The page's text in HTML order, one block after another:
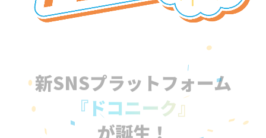
新SNSプラットフォーム
『ドコニーク』
が誕生！